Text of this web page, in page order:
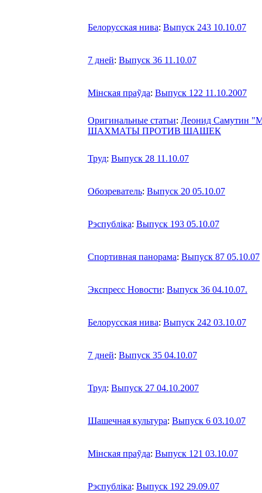
Белорусская нива: Выпуск 243 10.10.07
7 дней: Выпуск 36 11.10.07
Мiнская праỹда: Выпуск 122 11.10.2007
Оригинальные статьи: Леонид Самутин
ШАХМАТЫ ПРОТИВ ШАШЕК
Труд: Выпуск 28 11.10.07
Обозреватель: Выпуск 20 05.10.07
Рэспублiка: Выпуск 193 05.10.07
Спортивная панорама: Выпуск 87 05.10.07
Экспресс Новости: Выпуск 36 04.10.07.
Белорусская нива: Выпуск 242 03.10.07
7 дней: Выпуск 35 04.10.07
Труд: Выпуск 27 04.10.2007
Шашечная культура: Выпуск 6 03.10.07
Мiнская праỹда: Выпуск 121 03.10.07
Рэспублiка: Выпуск 192 29.09.07